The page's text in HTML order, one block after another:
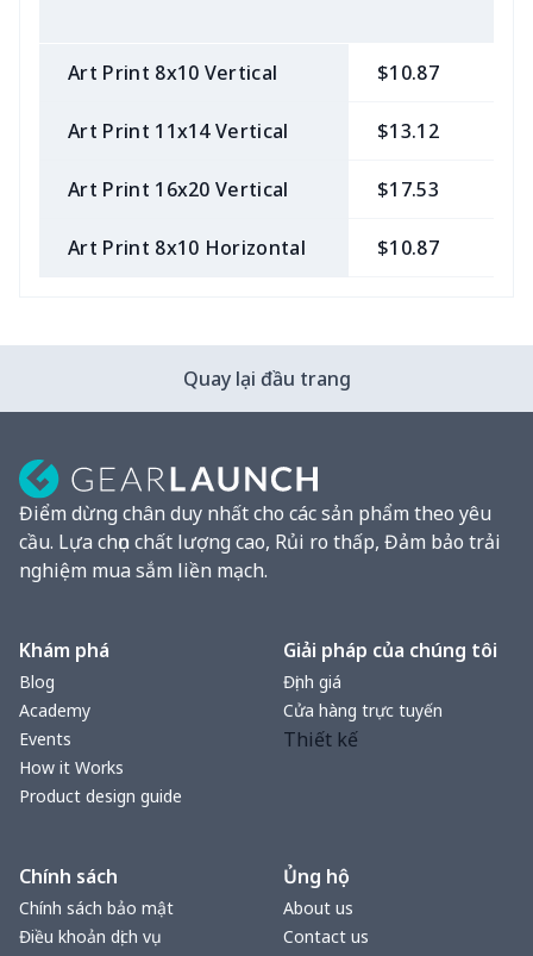
Art Print 8x10 Vertical $10.87
Art Print 11x14 Vertical $13.12
Art Print 16x20 Vertical $17.53
Art Print 8x10 Horizontal $10.87
Quay lại đầu trang
Điểm dừng chân duy nhất cho các sản phẩm theo yêu
cầu. Lựa chọn chất lượng cao, Rủi ro thấp, Đảm bảo trải
nghiệm mua sắm liền mạch.
Khám phá
Blog
Academy
Events
How it Works
Product design guide
Giải pháp của chúng tôi
Định giá
Cửa hàng trực tuyến
Thiết kế
Chính sách
Chính sách bảo mật
Điều khoản dịch vụ
Ủng hộ
About us
Contact us